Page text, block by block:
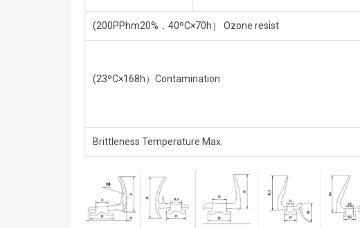
(200PPhm20%，40ºC×70h） Ozone resist
(23ºC×168h）Contamination
Brittleness Temperature Max.